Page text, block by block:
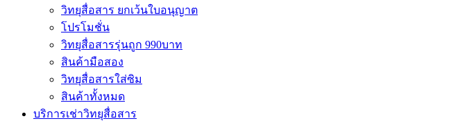
วิทยุสื่อสาร ยกเว้นใบอนุญาต
โปรโมชั่น
วิทยุสื่อสารรุ่นถูก 990บาท
สินค้ามือสอง
วิทยุสื่อสารใส่ซิม
สินค้าทั้งหมด
บริการเช่าวิทยุสื่อสาร